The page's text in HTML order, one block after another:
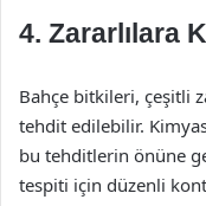
4. Zararlılara
Bahçe bitkileri, çeşitli
tehdit edilebilir.
bu tehditlerin önüne
tespiti için düzenli